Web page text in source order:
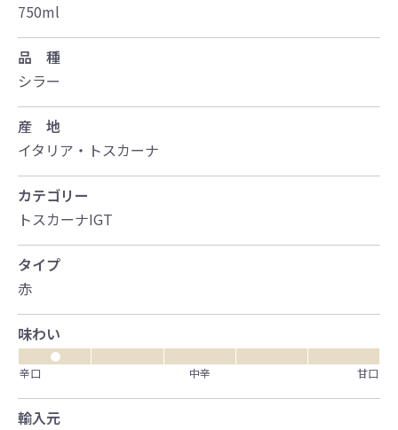
750ml
品 種
シラー
産 地
イタリア・トスカーナ
カテゴリー
トスカーナIGT
タイプ
赤
味わい
●
辛口
中辛 甘口
輸入元